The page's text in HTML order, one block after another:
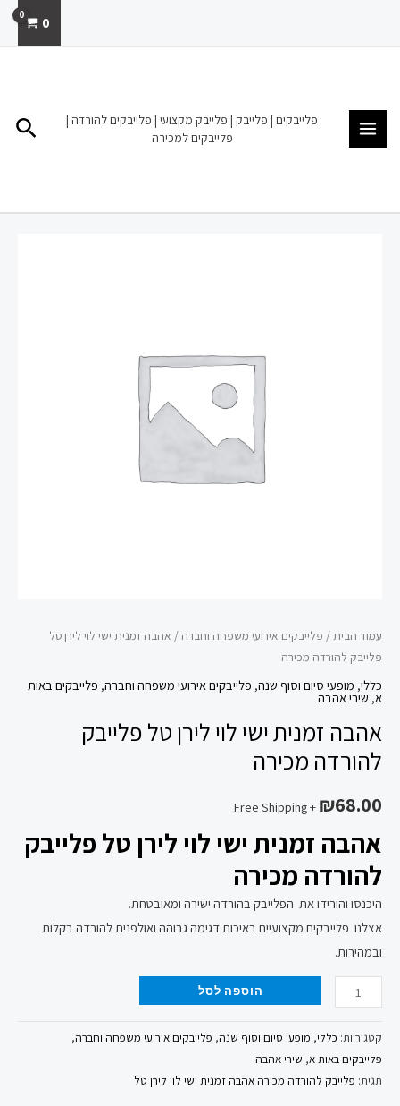
0
פלייבקים | פלייבק | פלייבק מקצועי | פלייבקים להורדה |
פלייבקים למכירה
עמוד הבית/ פלייבקים אירועי משפחה וחברה / אהבה זמנית ישי לוי לירן טל
פלייבק להורדה מכירה
כללי, מופעי סיום וסוף שנה, פלייבקים אירועי משפחה וחברה, פלייבקים באות
א, שירי אהבה
אהבה זמנית ישי לוי לירן טל פלייבק
להורדה מכירה
₪68.00
+ Free Shipping
אהבה זמנית ישי לוי לירן טל פלייבק
להורדה מכירה
היכנסו והורידו את הפלייבק בהורדה ישירה ומאובטחת.
אצלנו פלייבקים מקצועיים באיכות דגימה גבוהה ואולפנית להורדה בקלות
ובמהירות.
הוספה לסל
קטגוריות: כללי, מופעי סיום וסוף שנה, פלייבקים אירועי משפחה וחברה,
פלייבקים באות א, שירי אהבה
תגית: פלייבק להורדה מכירה אהבה זמנית ישי לוי לירן טל